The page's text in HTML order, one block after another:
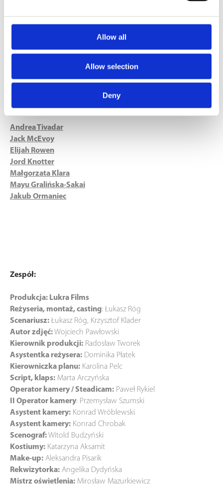
Allow all
Allow selection
Deny
Tydzień 7- strzelnica
Główna obsada:
Andrea Tivadar
Jack McEvoy
Elijah Rowen
Jord Knotter
Małgorzata Klara
Mayu Gralińska-Sakai
Jakub Ormaniec
Zespół:
Produkcja: Lukra Films
Reżyseria, montaż, casting: Łukasz Róg
Scenariusz: Łukasz Róg, Krzysztof Klader
Autor zdjęć:Wojciech Pawłowski
Kierownik produkcji: Radosław Tworek
Asystentka reżysera: Dominika Płatek
Kierowniczka planu: Karolina Pelc
Script, klaps: Marta Arczyńska
Operator kamery / Steadicam: Paweł Rykiel
II Operator kamery: Przemysław Szumski
Asystent kamery: Konrad Wróblewski
Asystent kamery: Konrad Chrobak
Scenograf:Witold Budzyński
Kostiumy: Katarzyna Aksamit
Make-up: Aleksandra Pisarik
Rekwizytorka: Angelika Dydyńska
Mistrz oświetlenia: Mirosław Mazurkiewicz